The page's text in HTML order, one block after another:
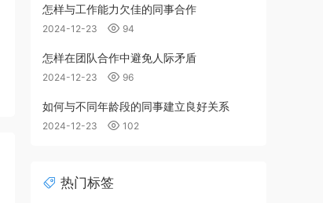
怎样与工作能力欠佳的同事合作
2024-12-23 94
怎样在团队合作中避免人际矛盾
2024-12-23 96
如何与不同年龄段的同事建立良好关系
2024-12-23 102
热门标签